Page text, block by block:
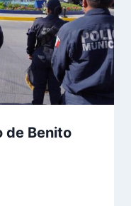
de Benito